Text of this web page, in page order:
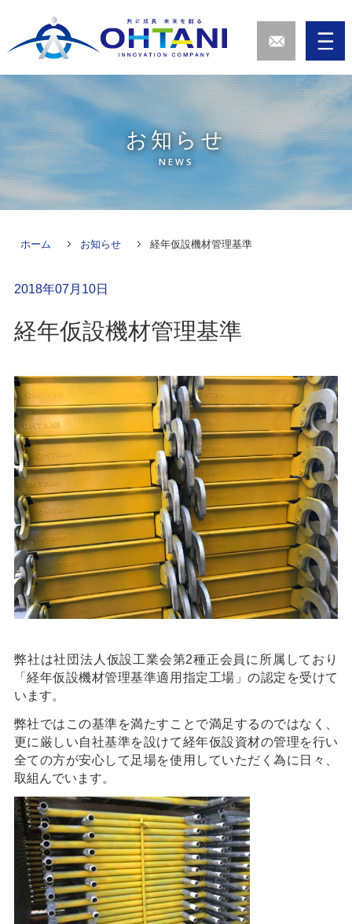
お知らせ
NEWS
ホーム お知らせ 経年仮設機材管理基準
2018年07月10日
経年仮設機材管理基準
弊社は社団法人仮設工業会第2種正会員に所属しており
「経年仮設機材管理基準適用指定工場」の認定を受けて
います。
弊社ではこの基準を満たすことで満足するのではなく、
更に厳しい自社基準を設けて経年仮設資材の管理を行い
全ての方が安心して足場を使用していただく為に日々、
取組んでいます。